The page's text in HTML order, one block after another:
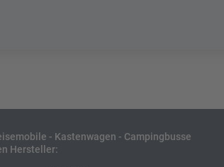
- Kastenwagen - Campingbusse
Hersteller: